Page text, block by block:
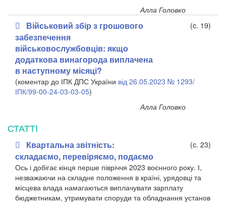
Алла Головко
Військовий збір з грошового
забезпечення
військовослужбовців: якщо
додаткова винагорода виплачена
в наступному місяці?
(c. 19)
(коментар до ІПК ДПС України від 26.05.2023 № 1293/
ІПК/99-00-24-03-03-05)
Алла Головко
СТАТТI
Квартальна звітність:
складаємо, перевіряємо, подаємо
(c. 23)
Ось і добігає кінця перше півріччя 2023 воєнного року. І,
незважаючи на складне положення в країні, урядовці та
місцева влада намагаються виплачувати зарплату
бюджетникам, утримувати споруди та обладнання установ